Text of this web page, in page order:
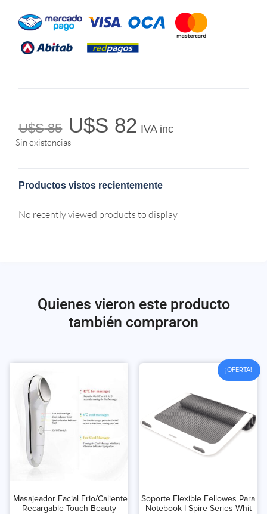
U$S85 U$S 82 IVA inc
Sin existencias
Productos vistos recientemente
No recently viewed products to display
Quienes vieron este producto
también compraron
Masajeador Facial Frio/Caliente
Recargable Touch Beauty
¡OFERTA!
Soporte Flexible Fellowes Para
Notebook I-Spire Series Whit